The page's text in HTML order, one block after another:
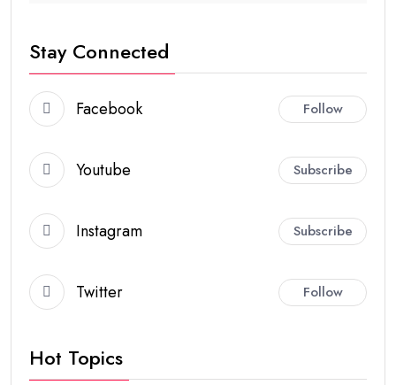
Stay Connected
Facebook Follow
Youtube Subscribe
Instagram Subscribe
Twitter Follow
Hot Topics